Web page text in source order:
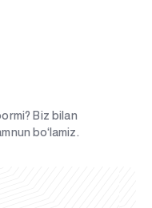
Biz bilan
bo‘lamiz.